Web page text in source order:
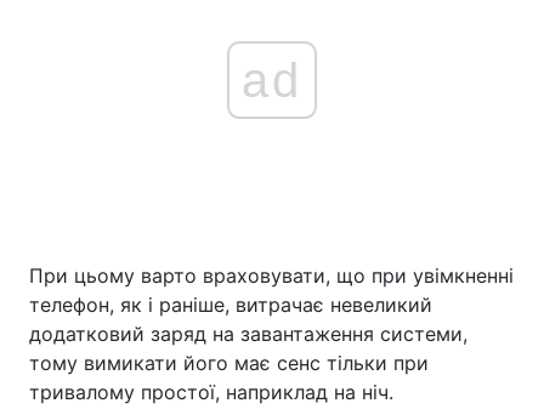
ad
При цьому варто враховувати, що при увімкненні
телефон, як і раніше, витрачає невеликий
додатковий заряд на завантаження системи,
тому вимикати його має сенс тільки при
тривалому простої, наприклад на ніч.